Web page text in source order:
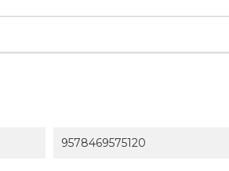
9578469575120